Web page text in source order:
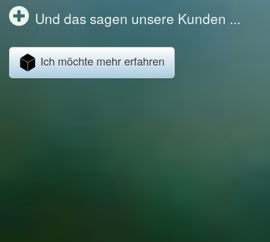
Und das sagen unsere Kunden ...
Ich möchte mehr erfahren